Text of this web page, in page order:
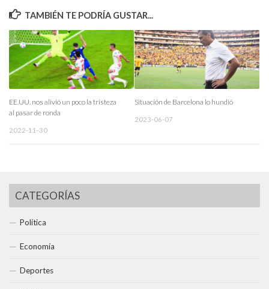
TAMBIÉN TE PODRÍA GUSTAR...
EE.UU. nos alivió un poco la tristeza
al pasar de ronda
2022-11-30
Situación de Barcelona lo hundió
2023-06-07
CATEGORÍAS
Política
Economía
Deportes